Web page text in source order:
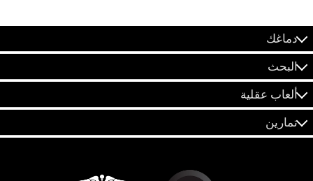
دماغك
البحث
ألعاب عقلية
تمارين